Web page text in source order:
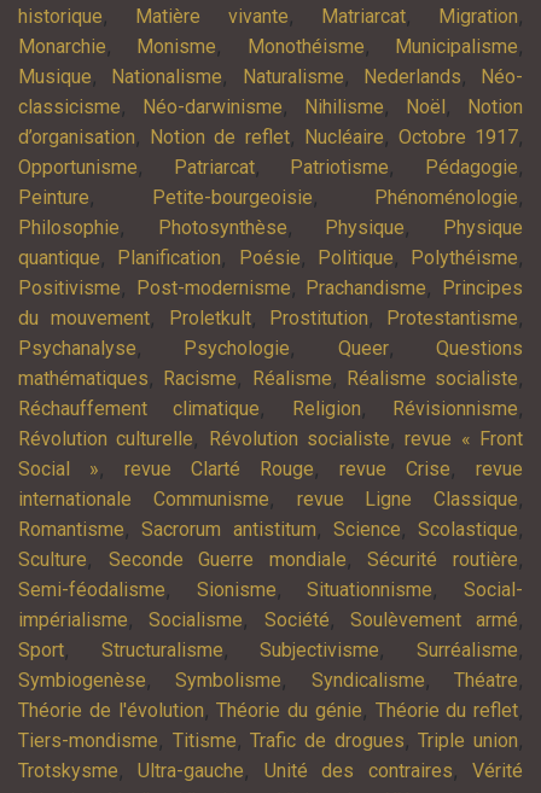
historique, Matière vivante, Matriarcat, Migration,
Monarchie, Monisme, Monothéisme, Municipalisme,
Musique, Nationalisme, Naturalisme, Nederlands,
Néo-
classicisme, Néo-darwinisme, Nihilisme, Noël ,
Notion
d’organisation, Notion de reflet, Nucléaire, Octobre 1917,
Opportunisme, Patriarcat, Patriotisme, Pédagogie,
Peinture, Petite-bourgeoisie, Phénoménologie,
Philosophie, Photosynthèse, Physique,
Physique
quantique, Planification, Poésie, Politique, Polythéisme,
Positivisme, Post-modernisme, Prachandisme,
Principes
du mouvement, Proletkult, Prostitution, Protestantisme,
Psychanalyse, Psychologie, Queer,Questions
mathématiques, Racisme, Réalisme, Réalisme socialiste,
Réchauffement climatique, Religion, Révisionnisme,
Révolution culturelle, Révolution socialiste,revue « Front
Social », revue Clarté Rouge, revue Crise, revue
internationale Communisme, revue Ligne Classique,
Romantisme,Sacrorum antistitum, Science, Scolastique,
Sculture, Seconde Guerre mondiale,Sécurité routière,
Semi-féodalisme, Sionisme,Situationnisme,Social-
impérialisme,Socialisme, Société, Soulèvement armé,
Sport, Structuralisme,Subjectivisme,Surréalisme,
Symbiogenèse,Symbolisme, Syndicalisme,Théatre,
Théorie de l'évolution,Théorie du génie, Théorie du reflet,
Tiers-mondisme, Titisme,Trafic de drogues,Triple union,
Trotskysme,Ultra-gauche, Unité des contraires,Vérité